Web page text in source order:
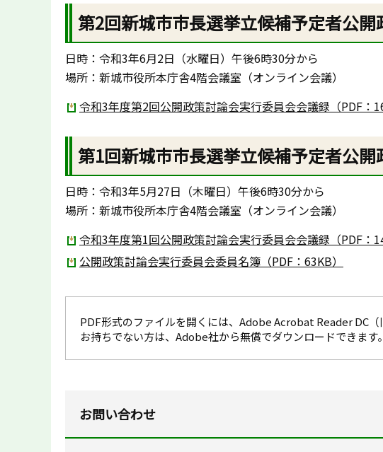
第2回新城市市長選挙立候補予定者公
日時：令和3年6月2日（水曜日）午後6時30分から
場所：新城市役所本庁舎4階会議室（オンライン会議）
令和3年度第2回公開政策討論会実行委員会会議録（PDF：
第1回新城市市長選挙立候補予定者公
日時：令和3年5月27日（木曜日）午後6時30分から
場所：新城市役所本庁舎4階会議室（オンライン会議）
令和3年度第1回公開政策討論会実行委員会会議録（PDF：
公開政策討論会実行委員会委員名簿（PDF：63KB）
PDF形式のファイルを開くには、Adobe Acrobat Reader DC（
お持ちでない方は、Adobe社から無償でダウンロードできます。
お問い合わせ